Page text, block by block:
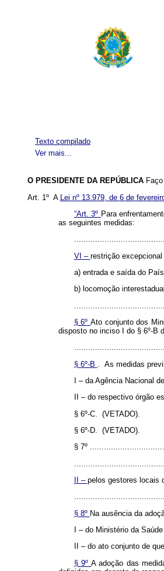
Ver mais...
Texto compilado
O PRESIDENTE DA REPÚBLICA
Art. 1º A Lei nº 13.979, de 6 de
“Art. 3º Para
as seguintes medidas:
VI – restrição
a) entrada e saída do
b) locomoção
§ 6ºAto conjunto dos
disposto no inciso I do § 6º-B
§ 6º-B
. As medidas
I – da Agência Nacional
II – do respectivo órgão
§ 6º-C. (VETADO).
§ 6º-D. (VETADO).
§ 7º
II – pelos gestores locais
§ 8º Na ausência da
I – do Ministério da
II – do ato conjunto de
§ 9ºA adoção das